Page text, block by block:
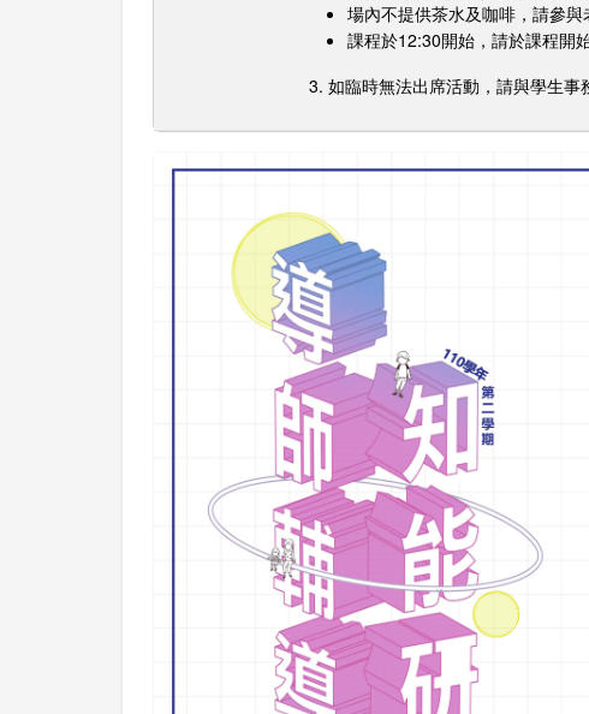
場內不提供茶水及咖啡，請參與
課程於12:30開始，請於課程開
3. 如臨時無法出席活動，請與學生事